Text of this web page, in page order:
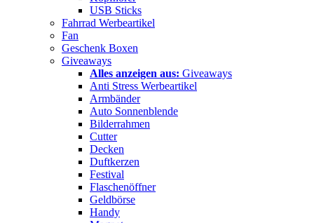
USB Sticks
Fahrrad Werbeartikel
Fan
Geschenk Boxen
Giveaways
Alles anzeigen aus: Giveaways
Anti Stress Werbeartikel
Armbänder
Auto Sonnenblende
Bilderrahmen
Cutter
Decken
Duftkerzen
Festival
Flaschenöffner
Geldbörse
Handy